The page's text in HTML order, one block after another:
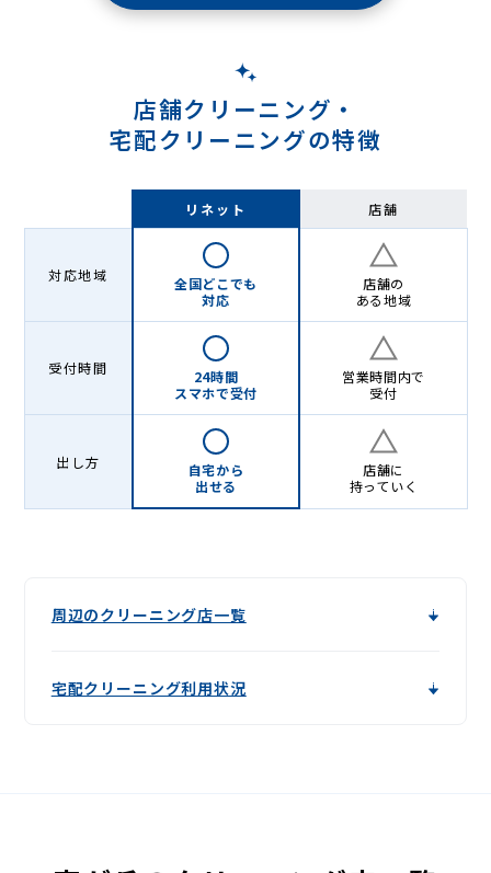
店舗クリーニング・
宅配クリーニングの特徴
リネット 店舗
対応地域
全国どこでも
対応
店舗の
ある地域
受付時間
24時間
スマホで受付
営業時間内で
受付
出し方
自宅から
出せる
店舗に
持っていく
周辺のクリーニング店一覧
宅配クリーニング利用状況